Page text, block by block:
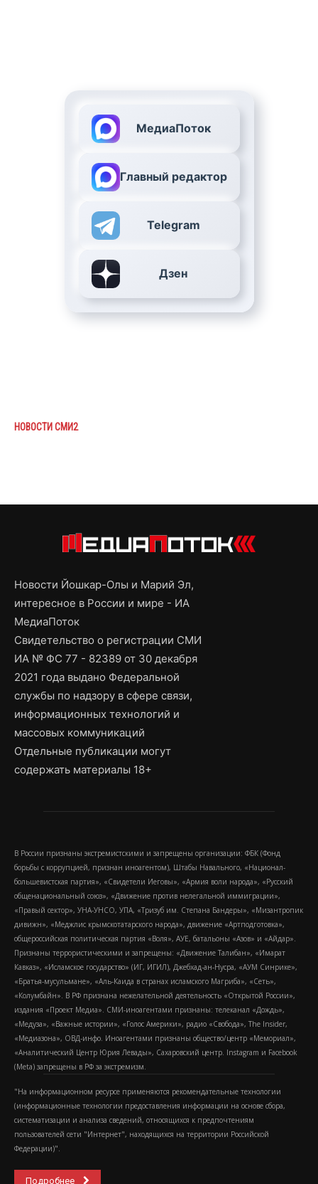
МедиаПоток
Главный редактор
Telegram
Дзен
НОВОСТИ СМИ2
Новости Йошкар-Олы и Марий Эл,
интересное в России и мире - ИА
МедиаПоток
Свидетельство о регистрации СМИ
ИА № ФС 77 - 82389 от 30 декабря
2021 года выдано Федеральной
службы по надзору в сфере связи,
информационных технологий и
массовых коммуникаций
Отдельные публикации могут
содержать материалы 18+
В России признаны экстремистскими и запрещены организации: ФБК (Фонд
борьбы с коррупцией, признан иноагентом), Штабы Навального, «Национал-
большевистская партия», «Свидетели Иеговы», «Армия воли народа», «Русский
общенациональный союз», «Движение против нелегальной иммиграции»,
«Правый сектор», УНА-УНСО, УПА, «Тризуб им. Степана Бандеры», «Мизантропик
дивижн», «Меджлис крымскотатарского народа», движение «Артподготовка»,
общероссийская политическая партия «Воля», АУЕ, батальоны «Азов» и «Айдар».
Признаны террористическими и запрещены: «Движение Талибан», «Имарат
Кавказ», «Исламское государство» (ИГ, ИГИЛ), Джебхад-ан-Нусра, «АУМ Синрике»,
«Братья-мусульмане», «Аль-Каида в странах исламского Магриба», «Сеть»,
«Колумбайн». В РФ признана нежелательной деятельность «Открытой России»,
издания «Проект Медиа». СМИ-иноагентами признаны: телеканал «Дождь»,
«Медуза», «Важные истории», «Голос Америки», радио «Свобода», The Insider,
«Медиазона», ОВД-инфо. Иноагентами признаны общество/центр «Мемориал»,
«Аналитический Центр Юрия Левады», Сахаровский центр. Instagram и Facebook
(Metа) запрещены в РФ за экстремизм.
"На информационном ресурсе применяются рекомендательные технологии
(информационные технологии предоставления информации на основе сбора,
систематизации и анализа сведений, относящихся к предпочтениям
пользователей сети "Интернет", находящихся на территории Российской
Федерации)".
Подробнее